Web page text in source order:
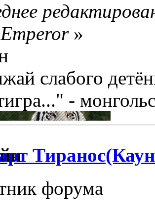
»
слабого
-
форума